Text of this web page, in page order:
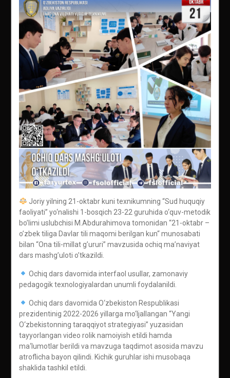
Joriy yilning 21-oktabr kuni texnikumning “Sud huquqiy
faoliyati” yo‘nalishi 1-bosqich 23-22 guruhida o‘quv-metodik
bo’limi uslubchisi M.Abdurahimova tomonidan “21-oktabr –
o’zbek tiliga Davlar tili maqomi berilgan kun“ munosabati
bilan “Ona tili-millat g’ururi” mavzusida ochiq ma’naviyat
dars mashg’uloti o’tkazildi.
Ochiq dars davomida interfaol usullar, zamonaviy
pedagogik texnologiyalardan unumli foydalanildi.
Ochiq dars davomida O‘zbekiston Respublikasi
prezidentinig 2022-2026 yillarga mo‘ljallangan “Yangi
O‘zbekistonning taraqqiyot strategiyasi” yuzasidan
tayyorlangan video rolik namoiyish etildi hamda
ma‘lumotlar berildi va mavzuga taqdimot asosida mavzu
atroflicha bayon qilindi. Kichik guruhlar ishi musobaqa
shaklida tashkil etildi.